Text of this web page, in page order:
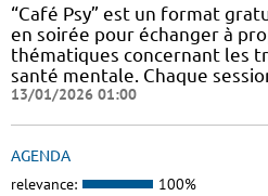
“Café Psy” est un format
en soirée pour échanger à
thématiques concernant les
santé mentale. Chaque
13/01/2026 01:00
AGENDA
relevance: 100%